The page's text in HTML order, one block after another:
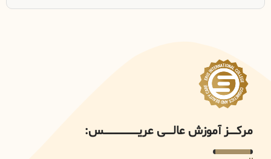
مرکــــــز آموزش عالــــــی عریــــــــــــــــــــــــــــس: